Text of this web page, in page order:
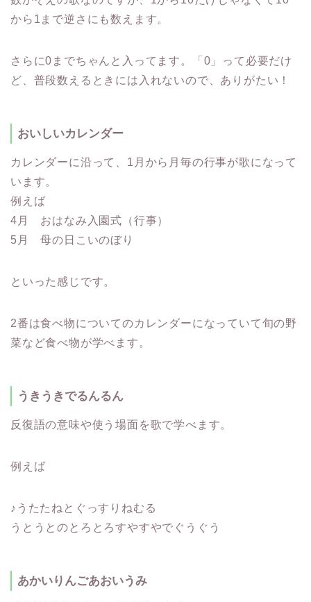
から1まで逆さにも数えます。
さらに0までちゃんと入ってます。「0」って必要だけ
ど、普段数えるときには入れないので、ありがたい！
おいしいカレンダー
カレンダーに沿って、1月から月毎の行事が歌になって
います。
例えば
4月 おはなみ入園式（行事）
5月 母の日こいのぼり
といった感じです。
2番は食べ物についてのカレンダーになっていて旬の野
菜など食べ物が学べます。
うきうきでるんるん
反復語の意味や使う場面を歌で学べます。
例えば
♪うたたねとぐっすりねむる
うとうとのとろとろすやすやでぐうぐう
あかいりんごあおいうみ